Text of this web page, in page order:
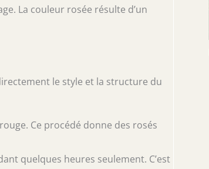
La couleur rosée résulte d’un
le style et la structure du
Ce procédé donne des rosés
quelques heures seulement. C’est